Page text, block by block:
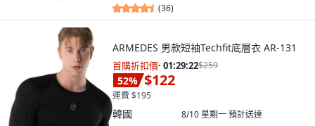
(36)
ARMEDES 男款短袖Techfit底層衣 AR-131
首購折扣價· 01:29:21$259
52% $122
運費 $195
韓國 8/10 星期一預計送達